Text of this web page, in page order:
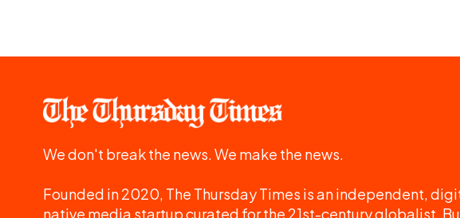
We don't break the news. We make the news.
Founded in 2020, The Thursday Times is an independent,
native media startup curated for the 21st-century globalist.